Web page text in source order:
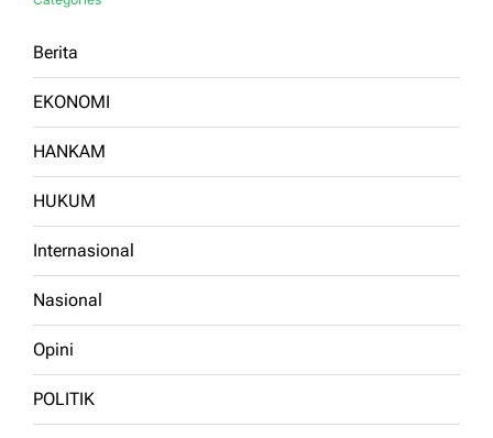
Berita
EKONOMI
HANKAM
HUKUM
Internasional
Nasional
Opini
POLITIK